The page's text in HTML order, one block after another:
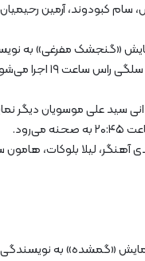
سام کبودوند، آرمین
«گنجشک‌ مفرغی» به
۱۹ اجرا می‌شود.
آهنگر، لیلا بلوکات،
نمایش «گمشده» به